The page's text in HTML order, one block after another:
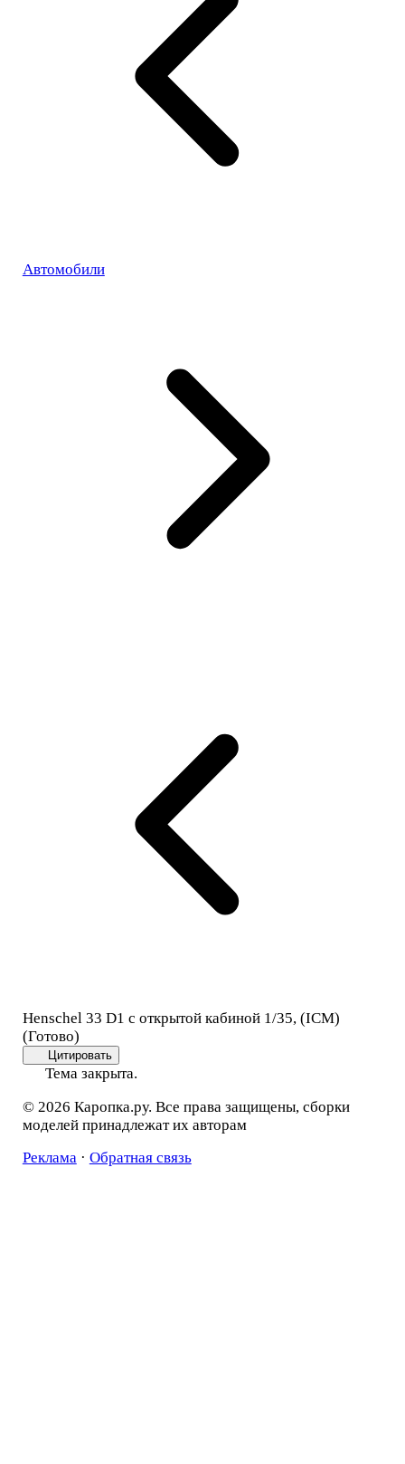
Автомобили
Henschel 33 D1 с открытой кабиной 1/35, (ICM)
(Готово)
Цитировать
Тема закрыта.
© 2026 Каропка.ру. Все права защищены, сборки
моделей принадлежат их авторам
Реклама· Обратная связь